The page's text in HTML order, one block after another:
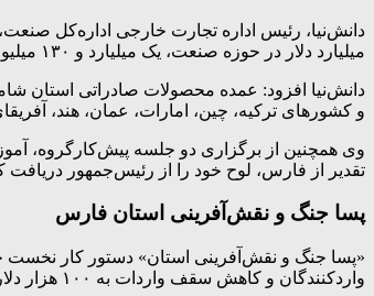
دانش‌نیا، رئیس اداره تجارت خارجی اداره‌کل
میلیارد دلار در حوزه صنعت، یک میلیارد و ۱۳۰ میلیون دلار در حوزه معدن و ۱۴۱ میلیون دلار در حوزه کشاورزی ثبت شده است.
و کشورهای ترکیه، چین، امارات، عمان، هند،
تقدیر از فارس، لوح خود را از رئیس‌جمهور دریافت
پسا جنگ و نقش‌آفرینی استان فارس
«پسا جنگ و نقش‌آفرینی استان» دستور کار نخست
واردکنندگان و کاهش سقف واردات به ۱۰۰ هزار دلار برای هر کارت بازرگانی، موجب افزایش تقاضا برای صدور کارت و رشد آمار کارت‌های صادراتی به یک هزار و ۹۰۰ فقره شده است.